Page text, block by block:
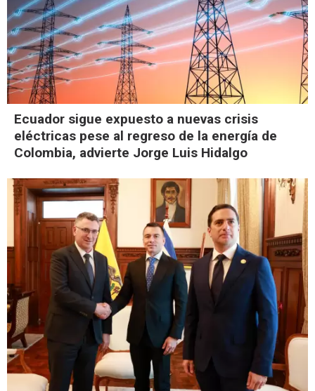
Ecuador sigue expuesto a nuevas crisis
eléctricas pese al regreso de la energía de
Colombia, advierte Jorge Luis Hidalgo